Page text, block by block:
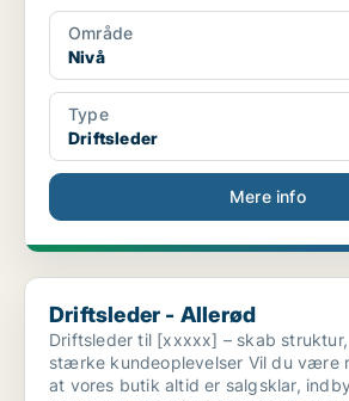
Område
Nivå
Type
Driftsleder
Mere info
Driftsleder - Allerød
Driftsleder - Allerød
Driftsleder til [xxxxx] – skab
stærke kundeoplevelser Vil du være
at vores butik altid er salgsklar,